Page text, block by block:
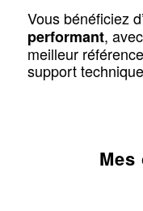
Vous bénéficiez
performant,
meilleur
support
Mes